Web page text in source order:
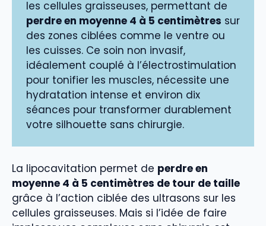
les cellules graisseuses, permettant de
perdre en moyenne 4 à 5 centimètres sur
des zones ciblées comme le ventre ou
les cuisses. Ce soin non invasif,
idéalement couplé à l’électrostimulation
pour tonifier les muscles, nécessite une
hydratation intense et environ dix
séances pour transformer durablement
votre silhouette sans chirurgie.
La lipocavitation permet de perdre en
moyenne 4 à 5 centimètres de tour de taille
grâce à l’action ciblée des ultrasons sur les
cellules graisseuses. Mais si l’idée de faire